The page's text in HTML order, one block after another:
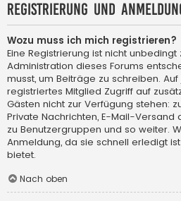
Registrierung und
Wozu muss ich mich registrieren?
Eine Registrierung ist nicht
Administration dieses Forums
musst, um Beiträge zu schreiben.
registriertes Mitglied Zugriff auf
Gästen nicht zur Verfügung stehen:
Private Nachrichten, E-Mail-Versand
zu Benutzergruppen und so weiter.
Anmeldung, da sie schnell erledigt
bietet.
Nach oben